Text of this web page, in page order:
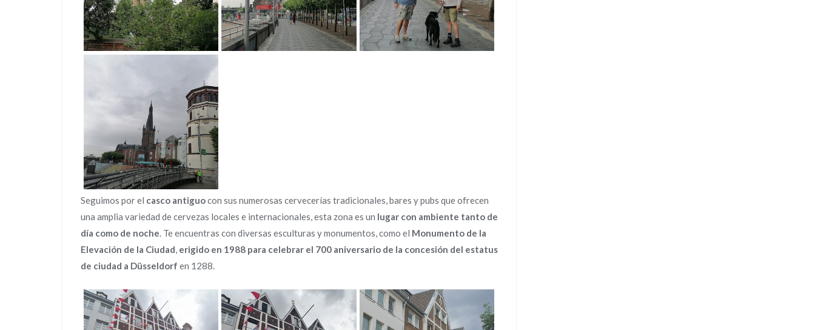
Seguimos por el casco antiguocon sus numerosas cervecerías tradicionales, bares y pubs que ofrecen
una amplia variedad de cervezas locales e internacionales, esta zona es un lugar con ambiente tanto de
día como de noche. Te encuentras con diversas esculturas y monumentos, como el Monumento de la
Elevación de la Ciudad, erigido en 1988 para celebrar el 700 aniversario de la concesión del estatus
de ciudad a Düsseldorf en 1288.